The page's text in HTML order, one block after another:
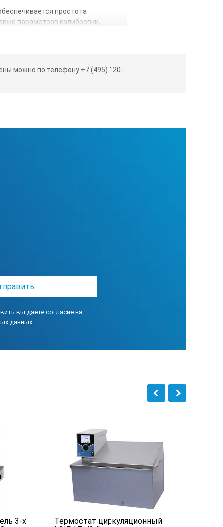
простота
параметров калибровки,
кнопки «SET». Вы можете
и контролировать температуру
оборудование. Кроме того, с
°C
230 В переменного тока (± 10%), 50 или 60 Гц, 9 А (уточнить
можно по телефону +7 (495) 120-
вы даете согласие на
данных
3-х
Термостат циркуляционный